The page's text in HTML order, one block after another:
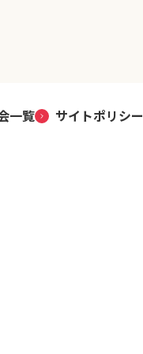
一覧 サイトポリシー